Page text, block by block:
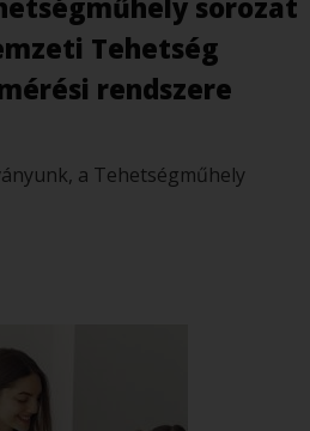
sorozat
Tehetség
rendszere
a Tehetségműhely